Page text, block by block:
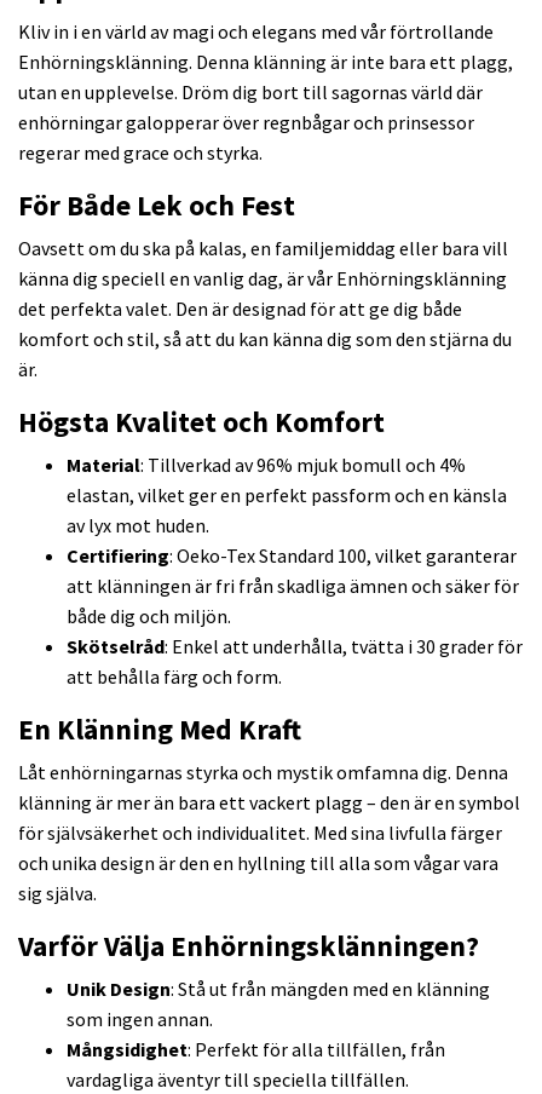
Kliv in i en värld av magi och elegans med vår förtrollande
Enhörningsklänning. Denna klänning är inte bara ett plagg,
utan en upplevelse. Dröm dig bort till sagornas värld där
enhörningar galopperar över regnbågar och prinsessor
regerar med grace och styrka.
För Både Lek och Fest
Oavsett om du ska på kalas, en familjemiddag eller bara vill
känna dig speciell en vanlig dag, är vår Enhörningsklänning
det perfekta valet. Den är designad för att ge dig både
komfort och stil, så att du kan känna dig som den stjärna du
är.
Högsta Kvalitet och Komfort
Material: Tillverkad av 96% mjuk bomull och 4%
elastan, vilket ger en perfekt passform och en känsla
av lyx mot huden.
Certifiering: Oeko-Tex Standard 100, vilket garanterar
att klänningen är fri från skadliga ämnen och säker för
både dig och miljön.
Skötselråd: Enkel att underhålla, tvätta i 30 grader för
att behålla färg och form.
En Klänning Med Kraft
Låt enhörningarnas styrka och mystik omfamna dig. Denna
klänning är mer än bara ett vackert plagg – den är en symbol
för självsäkerhet och individualitet. Med sina livfulla färger
och unika design är den en hyllning till alla som vågar vara
sig själva.
Varför Välja Enhörningsklänningen?
Unik Design: Stå ut från mängden med en klänning
som ingen annan.
Mångsidighet: Perfekt för alla tillfällen, från
vardagliga äventyr till speciella tillfällen.